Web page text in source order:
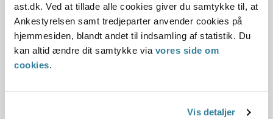
ast.dk. Ved at tillade alle cookies giver du samtykke til, at
Ankestyrelsen samt tredjeparter anvender cookies på
hjemmesiden, blandt andet til indsamling af statistik. Du
kan altid ændre dit samtykke via vores side om
cookies.
Vis detaljer
Ankestyrelsens principafgørelse O-
96-96
01-01-1996